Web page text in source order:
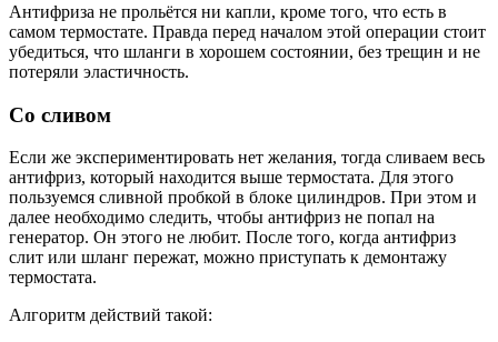
Антифриза не прольётся ни капли, кроме того, что есть в
самом термостате. Правда перед началом этой операции стоит
убедиться, что шланги в хорошем состоянии, без трещин и не
потеряли эластичность.
Со сливом
Если же экспериментировать нет желания, тогда сливаем весь
антифриз, который находится выше термостата. Для этого
пользуемся сливной пробкой в блоке цилиндров. При этом и
далее необходимо следить, чтобы антифриз не попал на
генератор. Он этого не любит. После того, когда антифриз
слит или шланг пережат, можно приступать к демонтажу
термостата.
Алгоритм действий такой: